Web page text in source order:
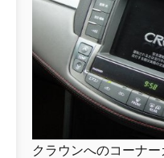
クラウンへのコーナ